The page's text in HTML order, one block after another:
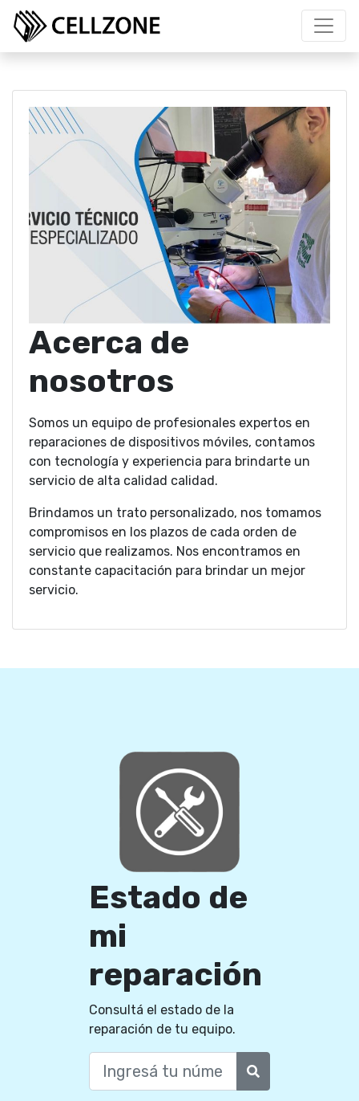
Acerca de
nosotros
Somos un equipo de profesionales expertos en
reparaciones de dispositivos móviles, contamos
con tecnología y experiencia para brindarte un
servicio de alta calidad calidad.
Brindamos un trato personalizado, nos tomamos
compromisos en los plazos de cada orden de
servicio que realizamos. Nos encontramos en
constante capacitación para brindar un mejor
servicio.
Estado de
mi
reparación
Consultá el estado de la
reparación de tu equipo.